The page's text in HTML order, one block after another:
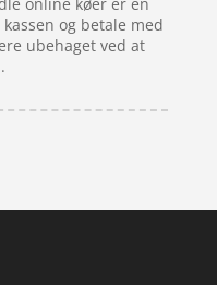
og betale med
ubehaget ved at